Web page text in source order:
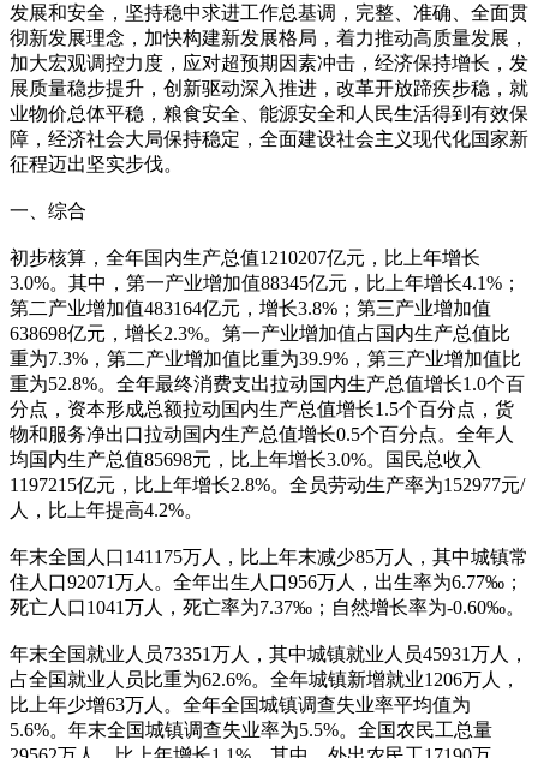
发展和安全，坚持稳中求进工作总基调，完整、准确、全面贯
彻新发展理念，加快构建新发展格局，着力推动高质量发展，
加大宏观调控力度，应对超预期因素冲击，经济保持增长，发
展质量稳步提升，创新驱动深入推进，改革开放蹄疾步稳，就
业物价总体平稳，粮食安全、能源安全和人民生活得到有效保
障，经济社会大局保持稳定，全面建设社会主义现代化国家新
征程迈出坚实步伐。
一、综合
初步核算，全年国内生产总值1210207亿元，比上年增长
3.0%。其中，第一产业增加值88345亿元，比上年增长4.1%；
第二产业增加值483164亿元，增长3.8%；第三产业增加值
638698亿元，增长2.3%。第一产业增加值占国内生产总值比
重为7.3%，第二产业增加值比重为39.9%，第三产业增加值比
重为52.8%。全年最终消费支出拉动国内生产总值增长1.0个百
分点，资本形成总额拉动国内生产总值增长1.5个百分点，货
物和服务净出口拉动国内生产总值增长0.5个百分点。全年人
均国内生产总值85698元，比上年增长3.0%。国民总收入
1197215亿元，比上年增长2.8%。全员劳动生产率为152977元/
人，比上年提高4.2%。
年末全国人口141175万人，比上年末减少85万人，其中城镇常
住人口92071万人。全年出生人口956万人，出生率为6.77‰；
死亡人口1041万人，死亡率为7.37‰；自然增长率为-0.60‰。
年末全国就业人员73351万人，其中城镇就业人员45931万人，
占全国就业人员比重为62.6%。全年城镇新增就业1206万人，
比上年少增63万人。全年全国城镇调查失业率平均值为
5.6%。年末全国城镇调查失业率为5.5%。全国农民工总量